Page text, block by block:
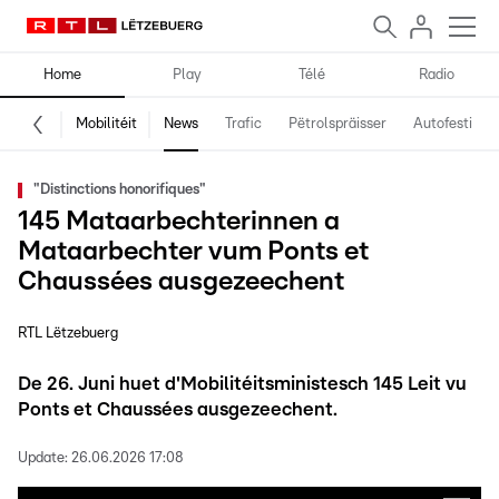
Home Play Télé Radio
Mobilitéit News Trafic Pëtrolspräisser Autofestival
"Distinctions honorifiques"
145 Mataarbechterinnen a
Mataarbechter vum Ponts et
Chaussées ausgezeechent
RTL Lëtzebuerg
De 26. Juni huet d'Mobilitéitsministesch 145 Leit vu
Ponts et Chaussées ausgezeechent.
Update: 26.06.2026 17:08